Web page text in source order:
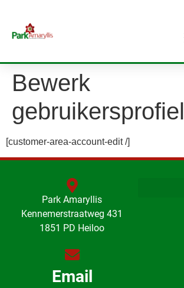
Bewerk
gebruikersprofiel
[customer-area-account-edit /]
Park Amaryllis
Kennemerstraatweg 431
1851 PD Heiloo
Email